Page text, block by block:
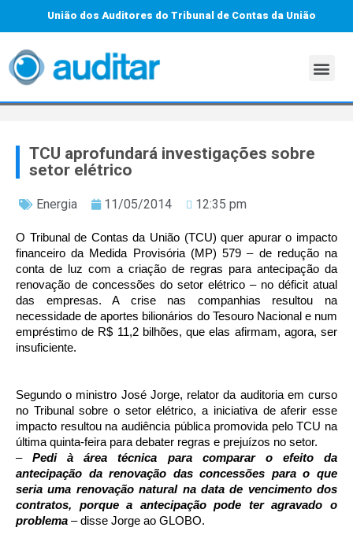
União dos Auditores do Tribunal de Contas da União
TCU aprofundará investigações sobre
setor elétrico
Energia 11/05/2014 12:35 pm
O Tribunal de Contas da União (TCU) quer apurar o impacto
financeiro da Medida Provisória (MP) 579 – de redução na
conta de luz com a criação de regras para antecipação da
renovação de concessões do setor elétrico – no déficit atual
das empresas. A crise nas companhias resultou na
necessidade de aportes bilionários do Tesouro Nacional e num
empréstimo de R$ 11,2 bilhões, que elas afirmam, agora, ser
insuficiente.
Segundo o ministro José Jorge, relator da auditoria em curso
no Tribunal sobre o setor elétrico, a iniciativa de aferir esse
impacto resultou na audiência pública promovida pelo TCU na
última quinta-feira para debater regras e prejuízos no setor.
–Pedi à área técnica para comparar o efeito da
antecipação da renovação das concessões para o que
seria uma renovação natural na data de vencimento dos
contratos, porque a antecipação pode ter agravado o
problema – disse Jorge ao GLOBO.